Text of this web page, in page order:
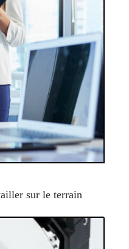
sur le terrain